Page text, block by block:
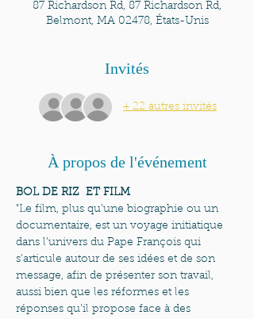
87 Richardson Rd, 87 Richardson Rd,
Belmont, MA 02478, États-Unis
Invités
+ 22 autres invités
À propos de l'événement
BOL DE RIZ  ET FILM
"Le film, plus qu’une biographie ou un
documentaire, est un voyage initiatique
dans l’univers du Pape François qui
s’articule autour de ses idées et de son
message, afin de présenter son travail,
aussi bien que les réformes et les
réponses qu’il propose face à des